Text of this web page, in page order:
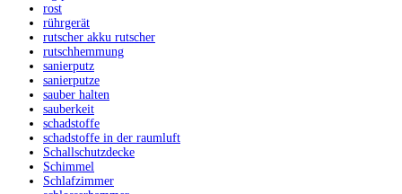
rost
rührgerät
rutscher akku rutscher
rutschhemmung
sanierputz
sanierputze
sauber halten
sauberkeit
schadstoffe
schadstoffe in der raumluft
Schallschutzdecke
Schimmel
Schlafzimmer